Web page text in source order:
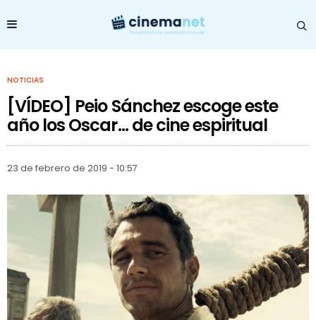
NOTICIAS
[VÍDEO] Peio Sánchez escoge este
año los Oscar… de cine espiritual
23 de febrero de 2019 - 10:57